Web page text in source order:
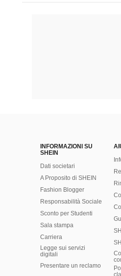
INFORMAZIONI SU
SHEIN
Dati societari
A Proposito di SHEIN
Fashion Blogger
Responsabilità Sociale
Sconto per Studenti
Sala stampa
Carriera
Legge sui servizi
digitali
Presentare un reclamo